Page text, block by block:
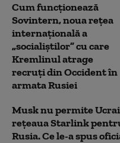
Cum funcționează
Sovintern, noua rețea
internațională a
„socialiștilor” cu care
Kremlinul atrage
recruți din Occident în
armata Rusiei
Musk nu permite
reţeaua Starlink
Rusia. Ce le-a spus